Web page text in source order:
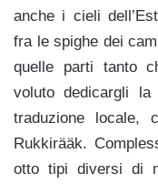
anche i cieli
fra le spighe dei
quelle parti tanto
voluto dedicargli
traduzione locale,
Rukkirääk.
otto tipi diversi di